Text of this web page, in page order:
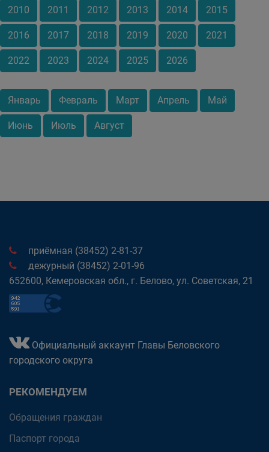
2010 2011 2012 2013 2014 2015
2016 2017 2018 2019 2020 2021
2022 2023 2024 2025 2026
Январь Февраль Март Апрель Май
Июнь Июль Август
приёмная (38452) 2-81-37
дежурный (38452) 2-01-96
652600, Кемеровская обл., г. Белово, ул. Советская, 21
Официальный аккаунт Главы Беловского
городского округа
РЕКОМЕНДУЕМ
Обращения граждан
Паспорт города